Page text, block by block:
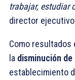
trabajar, estudiar
director
Como resultados
la disminución
establecimiento